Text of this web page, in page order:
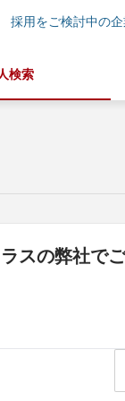
採用をご検討中の
検索
スの弊社で